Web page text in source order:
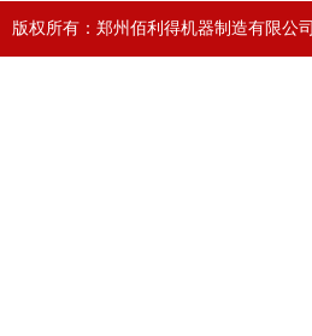
版权所有：郑州佰利得机器制造有限公司